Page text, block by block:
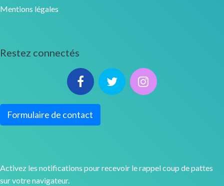
Mentions légales
Restez connectés
Formulaire de contact
Activez les notifications pour recevoir le rappel coup de pattes
sur votre navigateur.